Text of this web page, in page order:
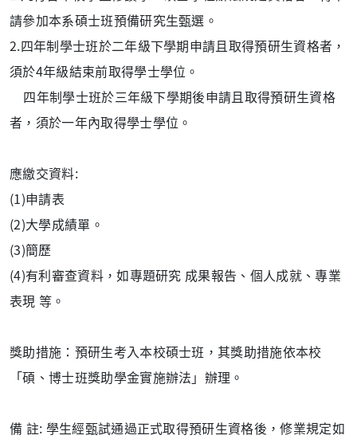
請參加本系碩士班預備研究生甄選。
2.四年制學士班於二年級下學期申請且取得預研生資格者，
須於4年級結束前取得學士學位。
四年制學士班於三年級下學期後申請且取得預研生資格
者，須於一年內取得學士學位。
應繳交資料:
(1)申請表
(2)大學成績單。
(3)簡歷
(4)有利審查資料，如專題研究 成果報告、個人成就、專業
表現 等。
獎助措施：預研生考入本校碩士班，其獎助措施依本校
「碩、博士班獎助學金實施辦法」辦理。
備 註: 學生經甄試通過正式取得預研生資格後，修業規定如